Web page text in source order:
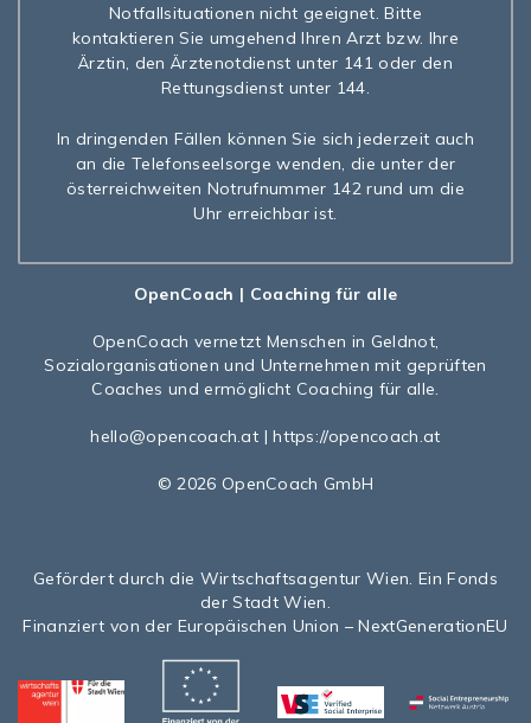
Notfallsituationen nicht geeignet. Bitte
kontaktieren Sie umgehend Ihren Arzt bzw. Ihre
Ärztin, den Ärztenotdienst unter 141 oder den
Rettungsdienst unter 144.
In dringenden Fällen können Sie sich jederzeit auch
an die Telefonseelsorge wenden, die unter der
österreichweiten Notrufnummer 142 rund um die
Uhr erreichbar ist.
OpenCoach | Coaching für alle
OpenCoach vernetzt Menschen in Geldnot,
Sozialorganisationen und Unternehmen mit geprüften
Coaches und ermöglicht Coaching für alle.
hello@opencoach.at |https://opencoach.at
© 2026 OpenCoach GmbH
Gefördert durch die Wirtschaftsagentur Wien. Ein Fonds
der Stadt Wien.
Finanziert von der Europäischen Union – NextGenerationEU